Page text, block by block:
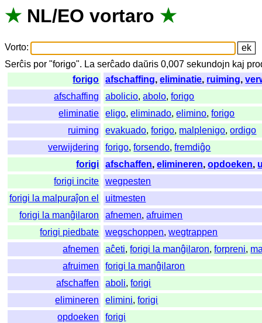
★ NL/EO vortaro ★
Vorto:
Serĉis por "forigo". La serĉado daŭris 0,007sekundojn kaj
forigo
afschaffing,eliminatie, ruiming,
afschaffing
abolicio,abolo,forigo
eliminatie
eligo,eliminado,elimino,forigo
ruiming
evakuado,forigo, malplenigo,ordigo
verwijdering
forigo,forsendo,fremdiĝo
forigi
afschaffen,elimineren,opdoeken,
forigi incite
wegpesten
forigi la malpuraĵon el
uitmesten
forigi la manĝilaron
afnemen,afruimen
forigi piedbate
wegschoppen,wegtrappen
afnemen
aĉeti,forigi la manĝilaron,forpreni,
afruimen
forigi la manĝilaron
afschaffen
aboli,forigi
elimineren
elimini,forigi
opdoeken
forigi